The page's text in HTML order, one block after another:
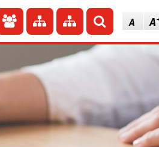
do strony głównej
Przejdź do redakcji
Przejdź do mapy
Przejdź do
Szukaj